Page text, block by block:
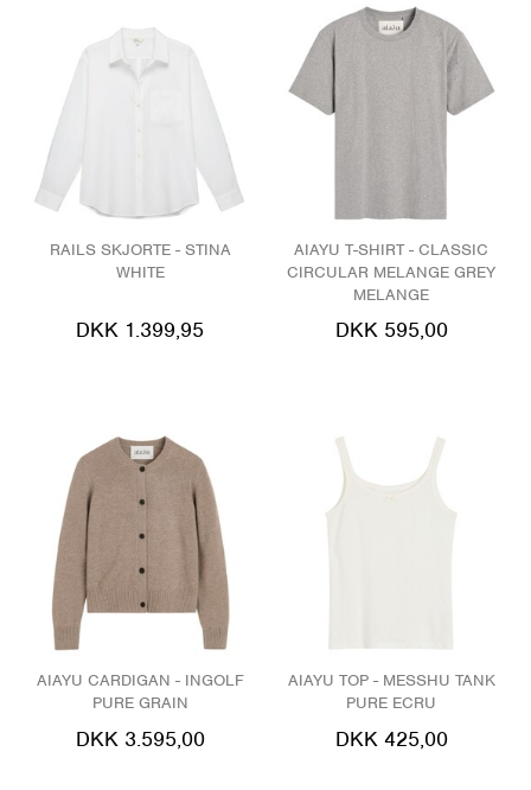
RAILS SKJORTE - STINA
WHITE
DKK 1.399,95
AIAYU T-SHIRT - CLASSIC
CIRCULAR MELANGE GREY
MELANGE
DKK 595,00
AIAYU CARDIGAN - INGOLF
PURE GRAIN
DKK 3.595,00
AIAYU TOP - MESSHU TANK
PURE ECRU
DKK 425,00